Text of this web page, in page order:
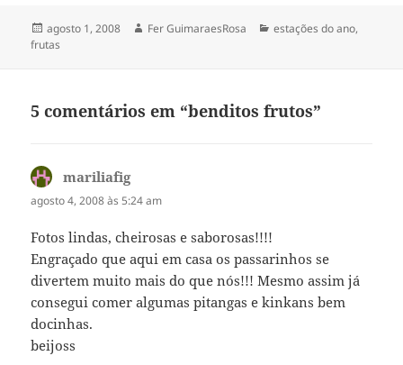
Publicado
em
agosto 1, 2008 Autor
Fer GuimaraesRosa Categorias
estações do ano,
frutas
5 comentários em “benditos frutos”
mariliafigdisse:
agosto 4, 2008 às 5:24 am
Fotos lindas, cheirosas e saborosas!!!!
Engraçado que aqui em casa os passarinhos se
divertem muito mais do que nós!!! Mesmo assim já
consegui comer algumas pitangas e kinkans bem
docinhas.
beijoss